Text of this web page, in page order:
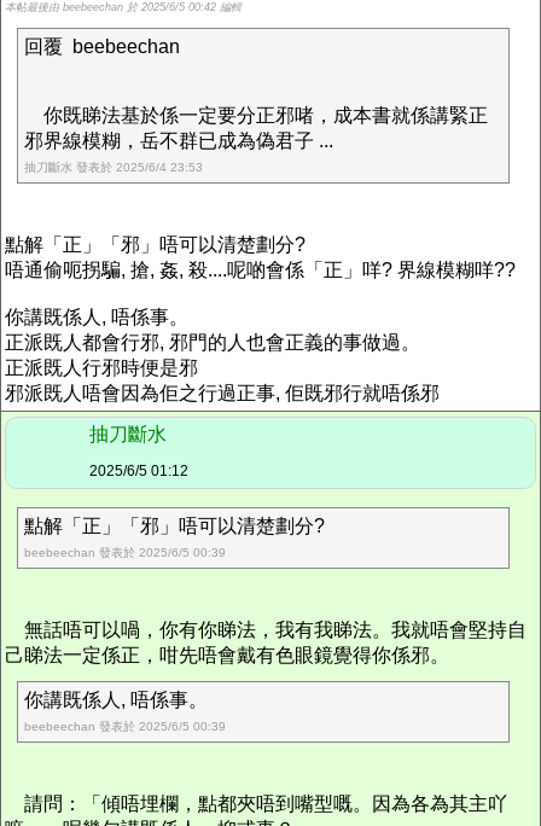
本帖最後由 beebeechan 於 2025/6/5 00:42 編輯
回覆 beebeechan
你既睇法基於係一定要分正邪啫，成本書就係講緊正
邪界線模糊，岳不群已成為偽君子 ...
抽刀斷水 發表於 2025/6/4 23:53
點解「正」「邪」唔可以清楚劃分?
唔通偷呃拐騙, 搶, 姦, 殺....呢啲會係「正」咩? 界線模糊咩??
你講既係人, 唔係事。
正派既人都會行邪, 邪門的人也會正義的事做過。
正派既人行邪時便是邪
邪派既人唔會因為佢之行過正事, 佢既邪行就唔係邪
抽刀斷水
2025/6/5 01:12
點解「正」「邪」唔可以清楚劃分?
beebeechan 發表於 2025/6/5 00:39
無話唔可以喎，你有你睇法，我有我睇法。我就唔會堅持自
己睇法一定係正，咁先唔會戴有色眼鏡覺得你係邪。
你講既係人, 唔係事。
beebeechan 發表於 2025/6/5 00:39
請問：「傾唔埋欄，點都夾唔到嘴型嘅。因為各為其主吖